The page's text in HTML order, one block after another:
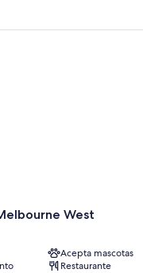
West
Acepta mascotas
Restaurante
West